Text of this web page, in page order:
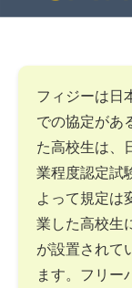
フィジーは日
での協定があ
た高校生は、
業程度認定試
よって規定は
業した高校生
が設置されて
ます。フリー